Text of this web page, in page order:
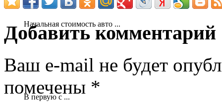
Начальная стоимость авто ...
В первую с ...
Добавить комментарий
Ваш e-mail не будет
помечены *